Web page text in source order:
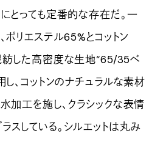
とっても定番的な存在だ。一
ポリエステル65%とコットン
した高密度な生地“65/35ベ
し、コットンのナチュラルな素材
加工を施し、クラシックな表情
スしている。シルエットは丸み